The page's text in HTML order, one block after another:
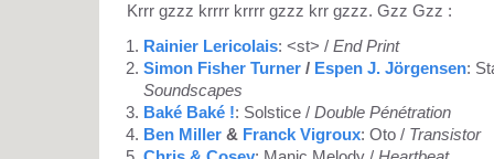
Krrr gzzz krrrr krrrr gzzz krr gzzz. Gzz Gzz :
Rainier Lericolais: <st> / End Print
Simon Fisher Turner / Espen J. Jörgensen:
Soundscapes
Baké Baké !: Solstice / Double Pénétration
Ben Miller & Franck Vigroux: Oto / Transistor